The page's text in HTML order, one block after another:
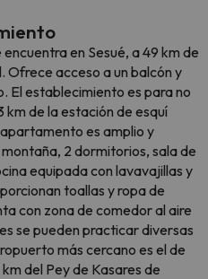
en Sesué, a 49 km de
Ofrece acceso a un balcón y
El establecimiento es para no
de la estación de esquí
es amplio y
2 dormitorios, sala de
equipada con lavavajillas y
toallas y ropa de
con zona de comedor al aire
se pueden practicar diversas
más cercano es el de
del Pey de Kasares de